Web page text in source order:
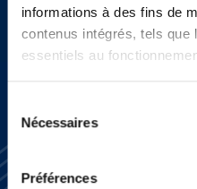
informations à des fins de
contenus intégrés, tels
essentiels au
consentement
Nécessaires
Préférences
SIGN UP NOW